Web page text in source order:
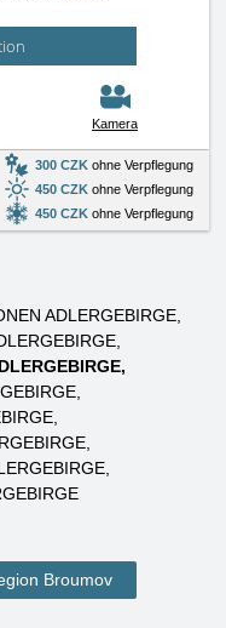
Kamera
300 CZK ohne Verpflegung
450 CZK ohne Verpflegung
450 CZK ohne Verpflegung
ADLERGEBIRGE
Broumov